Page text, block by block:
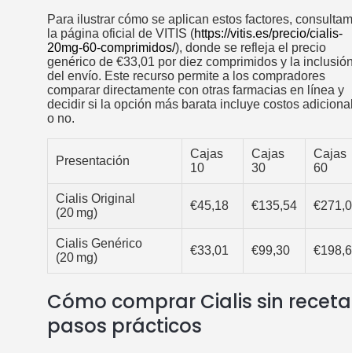
Para ilustrar cómo se aplican estos factores,
la página oficial de VITIS (https://vitis.es/precio/cialis-
20mg-60-comprimidos/), donde se refleja el precio
genérico de €33,01 por diez comprimidos y la
del envío. Este recurso permite a los compradores
comparar directamente con otras farmacias en línea y
decidir si la opción más barata incluye costos
o no.
Presentación
Cajas
10
Cajas
30
Cajas
60
Cialis Original
(20 mg)
€45,18 €135,54
Cialis Genérico
(20 mg)
€33,01 €99,30
Cómo comprar Cialis sin
pasos prácticos